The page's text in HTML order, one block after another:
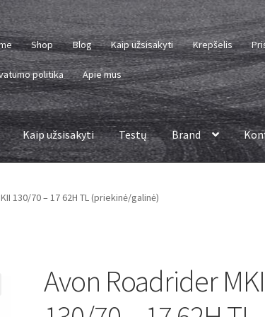
Shop Blog Kaip užsisakyti Krepšelis
politika Apie mus
Kaip užsisakyti Testų Brand
130/70 – 17 62H TL (priekinė/galinė)
Avon Roadrider